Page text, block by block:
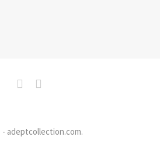
- adeptcollection.com.